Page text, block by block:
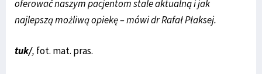
oferować naszym pacjentom stale aktualną i jak
najlepszą możliwą opiekę – mówi dr Rafał Płaksej.
tuk/, fot. mat. pras.